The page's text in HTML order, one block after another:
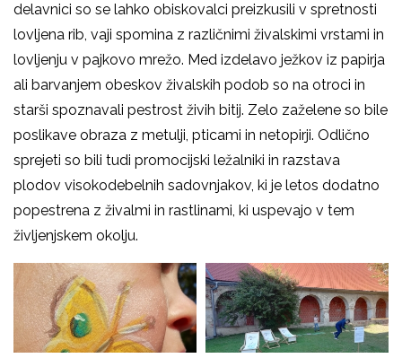
delavnici so se lahko obiskovalci preizkusili v spretnosti
lovljena rib, vaji spomina z različnimi živalskimi vrstami in
lovljenju v pajkovo mrežo. Med izdelavo ježkov iz papirja
ali barvanjem obeskov živalskih podob so na otroci in
starši spoznavali pestrost živih bitij. Zelo zaželene so bile
poslikave obraza z metulji, pticami in netopirji. Odlično
sprejeti so bili tudi promocijski ležalniki in razstava
plodov visokodebelnih sadovnjakov, ki je letos dodatno
popestrena z živalmi in rastlinami, ki uspevajo v tem
življenjskem okolju.